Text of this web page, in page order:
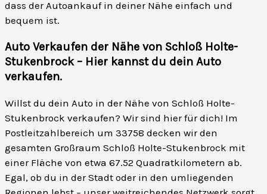
dass der Autoankauf in deiner Nähe einfach und
bequem ist.
Auto Verkaufen der Nähe von Schloß Holte-
Stukenbrock – Hier kannst du dein Auto
verkaufen.
Willst du dein Auto in der Nähe von Schloß Holte-
Stukenbrock verkaufen? Wir sind hier für dich! Im
Postleitzahlbereich um 33758 decken wir den
gesamten Großraum Schloß Holte-Stukenbrock mit
einer Fläche von etwa 67.52 Quadratkilometern ab.
Egal, ob du in der Stadt oder in den umliegenden